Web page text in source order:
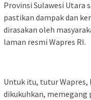
Provinsi Sulawesi Utara
pastikan dampak dan
dirasakan oleh
laman resmi Wapres RI.
Untuk itu, tutur Wapres,
dikukuhkan, memegang